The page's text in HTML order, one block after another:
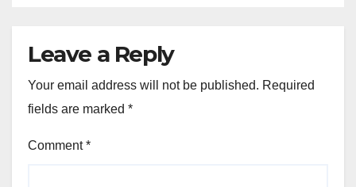
Leave a Reply
Your email address will not be published. Required
fields are marked *
Comment*